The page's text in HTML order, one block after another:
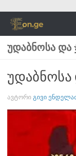
Skip to content
ᲣᲓᲐᲑᲜᲝᲡᲐ ᲓᲐ
უდაბნოსა
ᲐᲕᲢᲝᲠᲘ ᲒᲘᲕᲘ